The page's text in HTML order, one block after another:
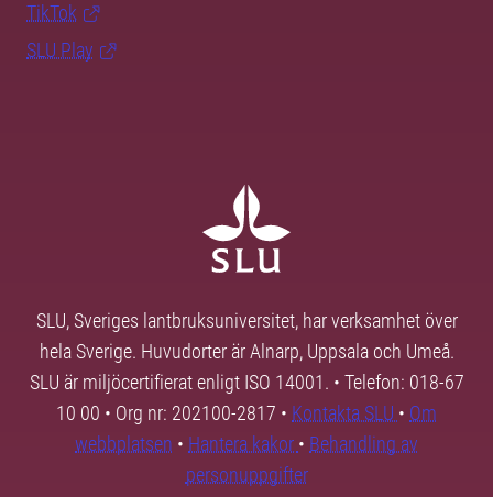
TikTok
SLU Play
SLU, Sveriges lantbruksuniversitet, har verksamhet över
hela Sverige. Huvudorter är Alnarp, Uppsala och Umeå.
SLU är miljöcertifierat enligt ISO 14001. • Telefon: 018-67
10 00 • Org nr: 202100-2817 • Kontakta SLU • Om
webbplatsen • Hantera kakor • Behandling av
personuppgifter